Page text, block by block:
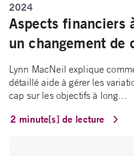
2024
Aspects financiers
un changement de
Lynn MacNeil explique
détaillé aide à gérer les
cap sur les objectifs à long…
2 minute[s] de lecture